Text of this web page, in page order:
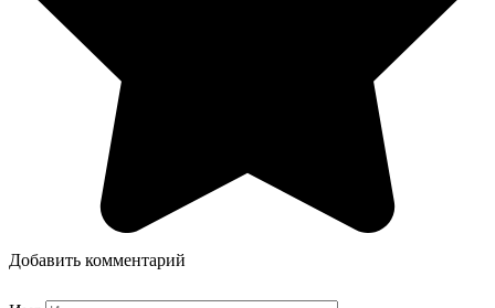
Добавить комментарий